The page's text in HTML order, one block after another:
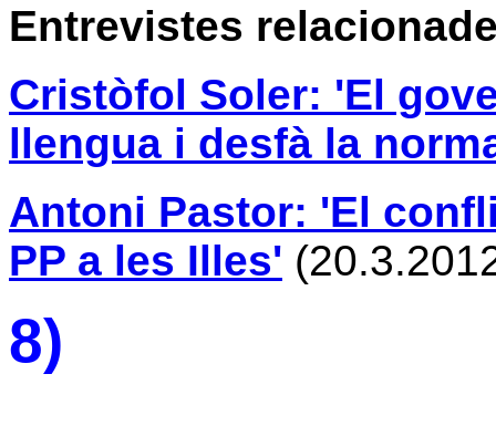
Entrevistes
Cristòfol Soler: 'El
llengua i desfà la
Antoni Pastor: 'El
PP a les Illes'
8)